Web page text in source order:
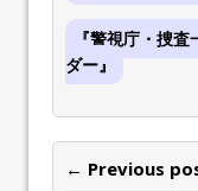
『警視庁・捜
ダー』
← Previous